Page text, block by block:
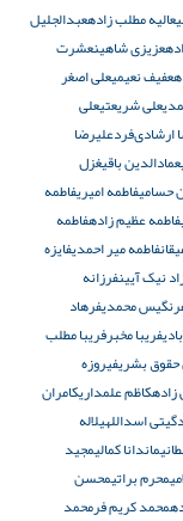
عالیه مطلب زادهعبدالجلیل
عزیزی شاهینعشرت
عفیف نعیمیعلی اصغر
علی شریعتیعلی
ارشادی‌فردعلیرضا
عمادالدین باقیغزل
حسامیفاطمه امیریفاطمه
فاطمه عظیم زادهفاطمه
فاطمه میر احمدیفایزه
نیک آیینفرزانه
محمدیفرهاد
فریبا مخبرفریبا مطلب
حقوق بشریفیروزه
زادهکاظم علمداریکامران
گیتی اسداللهیلاله
ماندانا کمالیمجید
محرم براتیمحسن
محمد کریم فرمحمد